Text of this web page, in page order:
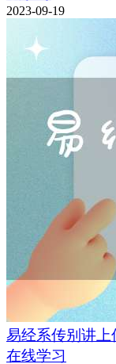
2023-09-19
易经系传别讲上
在线学习